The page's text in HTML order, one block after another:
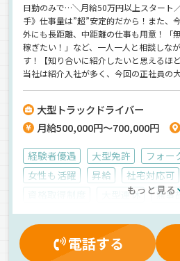
日勤のみで…＼月給50万円以上スタート
手》仕事量は”超”安定的だから！また、
外にも長距離、中距離の仕事も用意！「
稼ぎたい！」など、一人一人と相談しな
す！【知り合いに紹介したいと思えるほ
当社は紹介入社が多く、今回の正社員の
大型トラックドライバー
月給500,000円～700,000円
経験者優遇 大型免許
フォー
女性も活躍
昇給 社宅対応可
大型連休
無事
制服・作業着貸与
健康保険
マイカー通勤可
厚生年金
休日出勤割増金
昼 夕方
もっと見る
電話する